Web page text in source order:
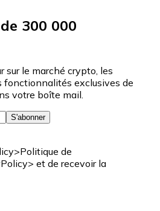
300 000
sur le marché crypto, les
fonctionnalités exclusives de
votre boîte mail.
S'abonner
de
et de recevoir la